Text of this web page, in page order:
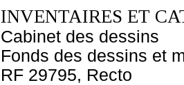
INVENTAIRES ET
Cabinet des dessins
Fonds des dessins et
RF 29795, Recto